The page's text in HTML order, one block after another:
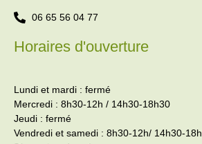
06 65 56 04 77
Horaires d'ouverture
Lundi et mardi : fermé
Mercredi : 8h30-12h / 14h30-18h30
Jeudi : fermé
Vendredi et samedi : 8h30-12h/ 14h30-